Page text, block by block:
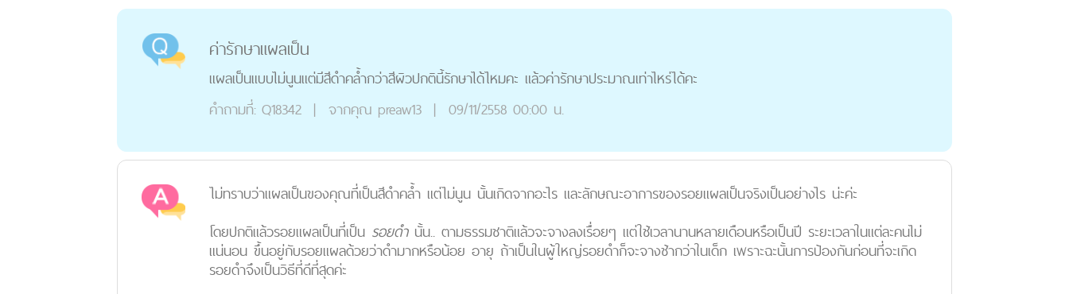
ค่ารักษาแผลเป็น
แผลเป็นแบบไม่นูนแต่มีสีดำคล้ำกว่าสีผิวปกตินี้รักษาได้ไหมคะ แล้วค่ารักษาประมาณเท่าไหร่ได้คะ
คำถามที่: Q18342 | จากคุณ preaw13 | 09/11/2558 00:00 น.
ไม่ทราบว่าแผลเป็นของคุณที่เป็นสีดำคล้ำ แต่ไม่นูน นั้นเกิดจากอะไร และลักษณะอาการของรอยแผลเป็นจริงเป็นอย่างไร น่ะค่ะ
โดยปกติแล้วรอยแผลเป็นที่เป็นรอยดำ นั้น.. ตามธรรมชาติแล้วจะจางลงเรื่อยๆ แต่ใช้เวลานานหลายเดือนหรือเป็นปี ระยะเวลาในแต่ละคนไม่
แน่นอน ขึ้นอยู่กับรอยแผลด้วยว่าดำมากหรือน้อย อายุ ถ้าเป็นในผู้ใหญ่รอยดำก็จะจางช้ากว่าในเด็ก เพราะฉะนั้นการป้องกันก่อนที่จะเกิด
รอยดำจึงเป็นวิธีที่ดีที่สุดค่ะ